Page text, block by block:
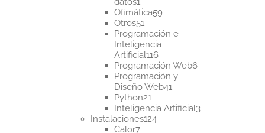
producto
Ofimática5959
Otros5151
productos
Programación e
Inteligencia
Artificial116116
productos
Programación Web66
Programación y
Diseño Web4141
Python2121
productos
Inteligencia Artificial33
Instalaciones124124
Calor77